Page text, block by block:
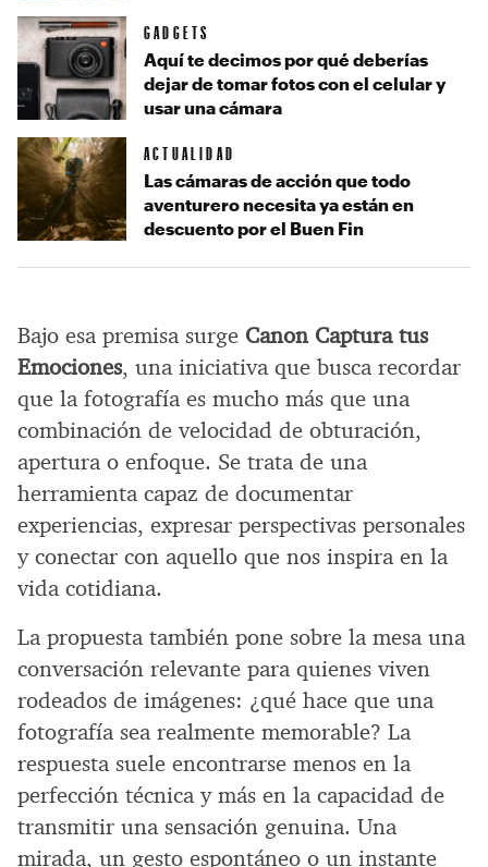
Bajo esa premisa surge Canon Captura tus
Emociones, una iniciativa que busca recordar
que la fotografía es mucho más que una
combinación de velocidad de obturación,
apertura o enfoque. Se trata de una
herramienta capaz de documentar
experiencias, expresar perspectivas personales
y conectar con aquello que nos inspira en la
vida cotidiana.
La propuesta también pone sobre la mesa una
conversación relevante para quienes viven
rodeados de imágenes: ¿qué hace que una
fotografía sea realmente memorable? La
respuesta suele encontrarse menos en la
perfección técnica y más en la capacidad de
transmitir una sensación genuina. Una
mirada, un gesto espontáneo o un instante
GADGETS
Aquí te decimos por qué deberías
dejar de tomar fotos con el celular y
usar una cámara
ACTUALIDAD
Las cámaras de acción que todo
aventurero necesita ya están en
descuento por el Buen Fin